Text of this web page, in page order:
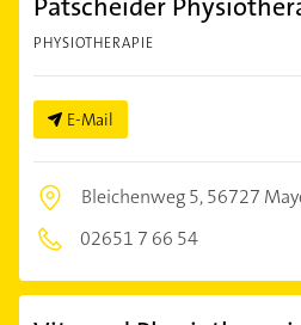
PHYSIOTHERAPIE
E-Mail
Bleichenweg 5,56727
02651 7 66 54